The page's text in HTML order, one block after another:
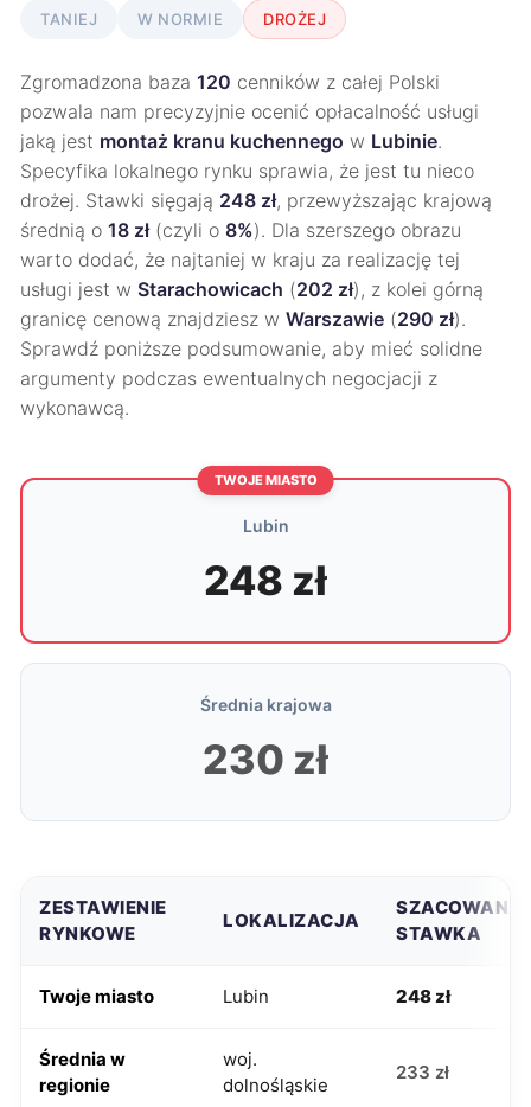
TANIEJ W NORMIE DROŻEJ
Zgromadzona baza 120 cenników z całej Polski
pozwala nam precyzyjnie ocenić opłacalność usługi
jaką jest montaż kranu kuchennego w Lubinie.
Specyfika lokalnego rynku sprawia, że jest tu nieco
drożej. Stawki sięgają 248 zł, przewyższając krajową
średnią o 18 zł(czyli o 8%). Dla szerszego obrazu
warto dodać, że najtaniej w kraju za realizację tej
usługi jest w Starachowicach (202 zł), z kolei górną
granicę cenową znajdziesz w Warszawie (290 zł).
Sprawdź poniższe podsumowanie, aby mieć solidne
argumenty podczas ewentualnych negocjacji z
wykonawcą.
TWOJE MIASTO
Lubin
248 zł
Średnia krajowa
230 zł
ZESTAWIENIE
RYNKOWE
LOKALIZACJA
SZACOWANA
STAWKA
Twoje miasto Lubin 248 zł
Średnia w
regionie
woj.
dolnośląskie
233 zł